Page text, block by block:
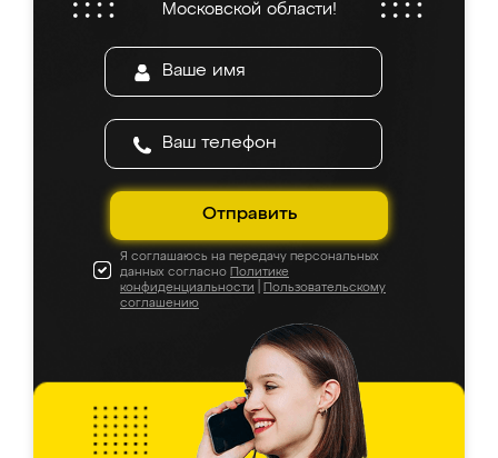
Московской области!
Отправить
Я соглашаюсь на передачу персональных
данных согласно Политике
конфиденциальности
Пользовательскому
соглашению